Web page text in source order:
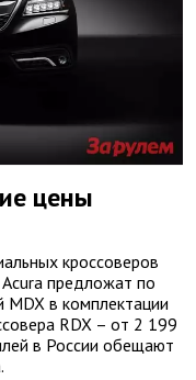
цены
кроссоверов
предложат по
в комплектации
RDX – от 2 199
в России обещают